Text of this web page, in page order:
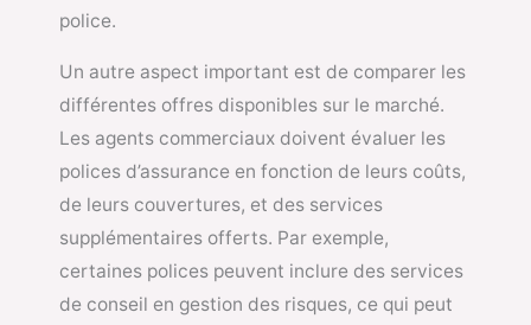
police.
Un autre aspect important est de comparer les
différentes offres disponibles sur le marché.
Les agents commerciaux doivent évaluer les
polices d’assurance en fonction de leurs coûts,
de leurs couvertures, et des services
supplémentaires offerts. Par exemple,
certaines polices peuvent inclure des services
de conseil en gestion des risques, ce qui peut